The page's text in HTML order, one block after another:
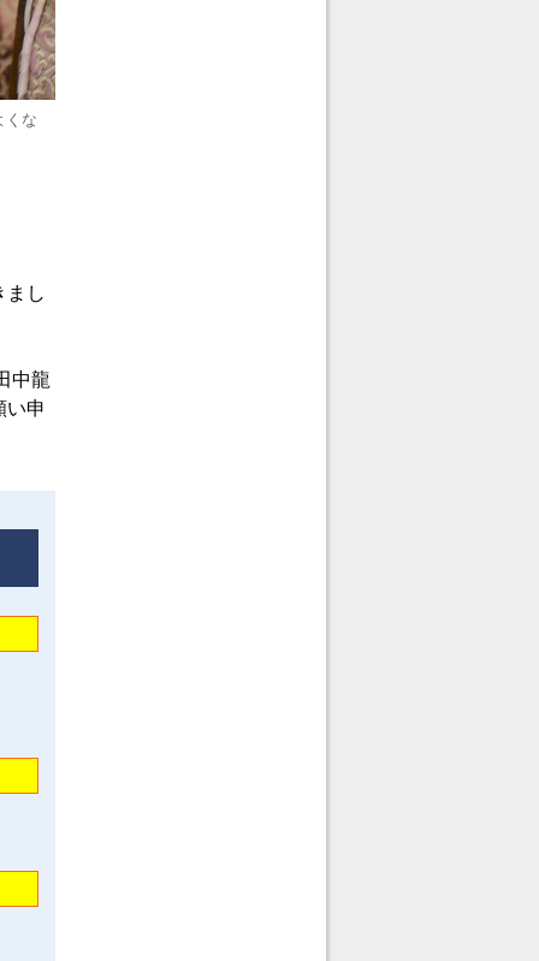
くな
まし
中龍
い申